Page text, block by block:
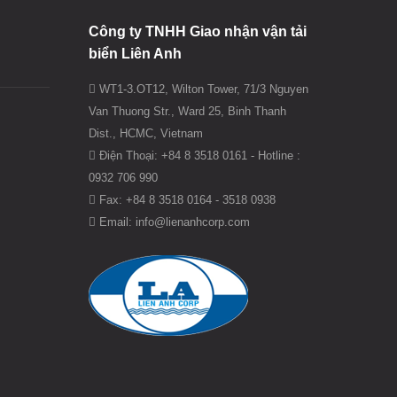
Công ty TNHH Giao nhận vận tải
biển Liên Anh
WT1-3.OT12, Wilton Tower, 71/3 Nguyen
Van Thuong Str., Ward 25, Binh Thanh
Dist., HCMC, Vietnam
Điện Thoại: +84 8 3518 0161 - Hotline :
0932 706 990
Fax: +84 8 3518 0164 - 3518 0938
Email: info@lienanhcorp.com